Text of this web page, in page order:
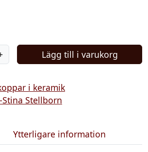
Lägg till i varukorg
i keramik
Stina Stellborn
Ytterligare information